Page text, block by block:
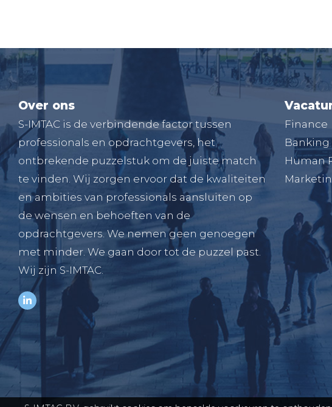
Over ons
S-IMTAC is de verbindende factor tussen
professionals en opdrachtgevers, het
ontbrekende puzzelstuk om de juiste match
te vinden. Wij zorgen ervoor dat de kwaliteiten
en ambities van professionals aansluiten op
de wensen en behoeften van de
opdrachtgevers. We nemen geen genoegen
met minder. We gaan door tot de puzzel past.
Wij zijn S-IMTAC.
Finance
Banking
Human